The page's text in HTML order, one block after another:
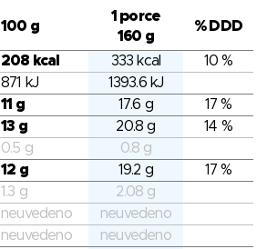
100 g
1 porce
160 g
% DDD
208 kcal 333 kcal
10 %
871 kJ
1393.6 kJ
11 g 17.6 g
17 %
13 g 20.8 g
14 %
0.5 g
0.8 g
12 g 19.2 g
17 %
1.3 g
2.08 g
neuvedeno
neuvedeno
neuvedeno
neuvedeno